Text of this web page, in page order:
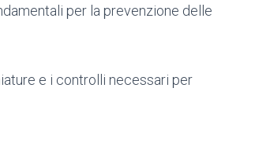
per la prevenzione delle
e i controlli necessari per